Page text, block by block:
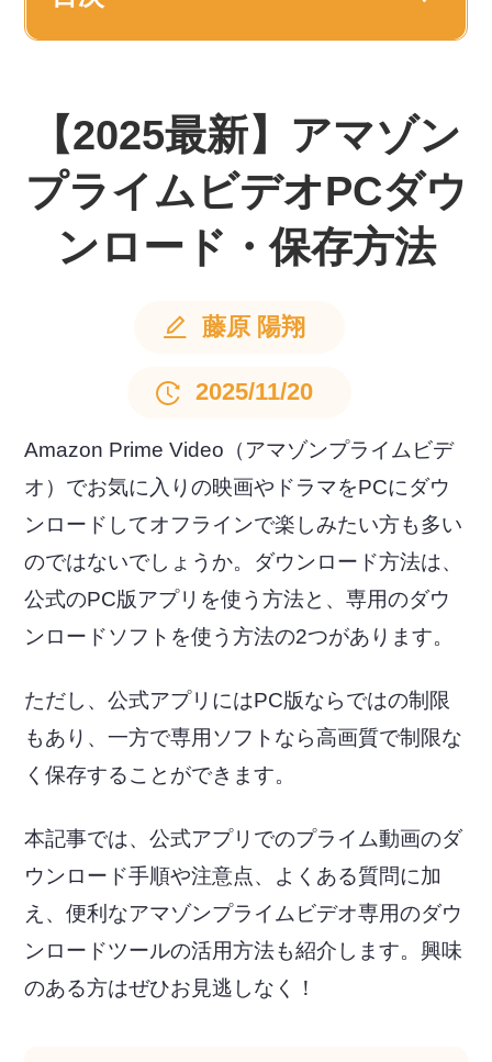
【2025最新】アマゾン
プライムビデオPCダウ
ンロード・保存方法
藤原 陽翔
2025/11/20
Amazon Prime Video（アマゾンプライムビデ
オ）でお気に入りの映画やドラマをPCにダウ
ンロードしてオフラインで楽しみたい方も多い
のではないでしょうか。ダウンロード方法は、
公式のPC版アプリを使う方法と、専用のダウ
ンロードソフトを使う方法の2つがあります。
ただし、公式アプリにはPC版ならではの制限
もあり、一方で専用ソフトなら高画質で制限な
く保存することができます。
本記事では、公式アプリでのプライム動画のダ
ウンロード手順や注意点、よくある質問に加
え、便利なアマゾンプライムビデオ専用のダウ
ンロードツールの活用方法も紹介します。興味
のある方はぜひお見逃しなく！